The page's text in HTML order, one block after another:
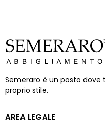
Semeraro è un posto dove
proprio stile.
AREA LEGALE